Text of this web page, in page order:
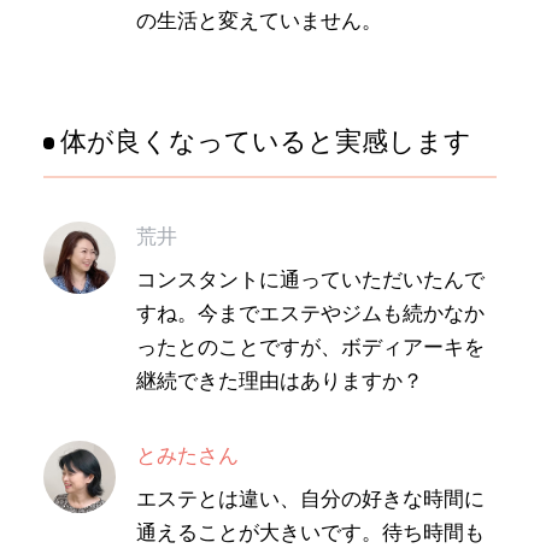
の生活と変えていません。
体が良くなっていると実感します
荒井
コンスタントに通っていただいたんで
すね。今までエステやジムも続かなか
ったとのことですが、ボディアーキを
継続できた理由はありますか？
とみたさん
エステとは違い、自分の好きな時間に
通えることが大きいです。待ち時間も